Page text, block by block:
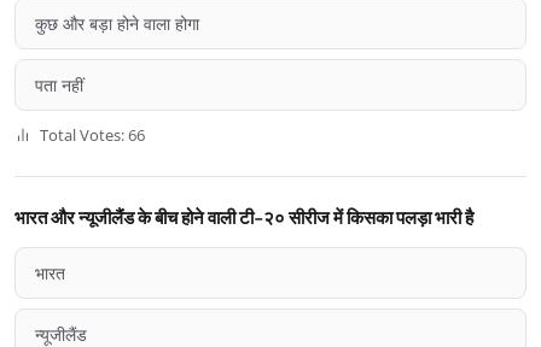
कुछ और बड़ा होने वाला होगा
पता नहीं
Total Votes: 66
भारत और न्यूजीलैंड के बीच होने वाली टी-२० सीरीज में किसका पलड़ा भारी है
भारत
न्यूजीलैंड